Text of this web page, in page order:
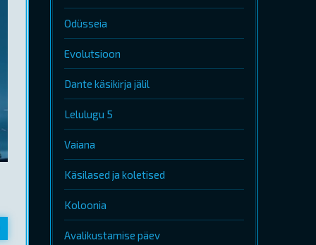
Odüsseia
Evolutsioon
Dante käsikirja jälil
Lelulugu 5
Vaiana
Käsilased ja koletised
Koloonia
Avalikustamise päev